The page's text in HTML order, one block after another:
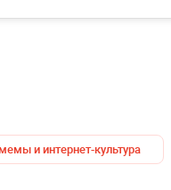
мемы и интернет-культура